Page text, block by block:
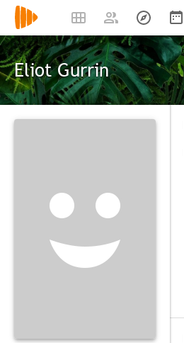
Eliot Gurrin